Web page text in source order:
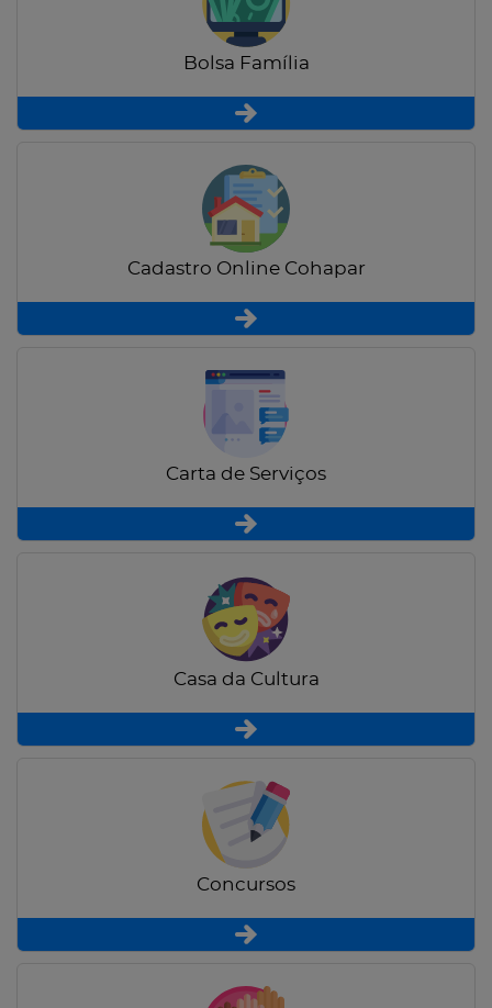
Bolsa Família
Cadastro Online Cohapar
Carta de Serviços
Casa da Cultura
Concursos